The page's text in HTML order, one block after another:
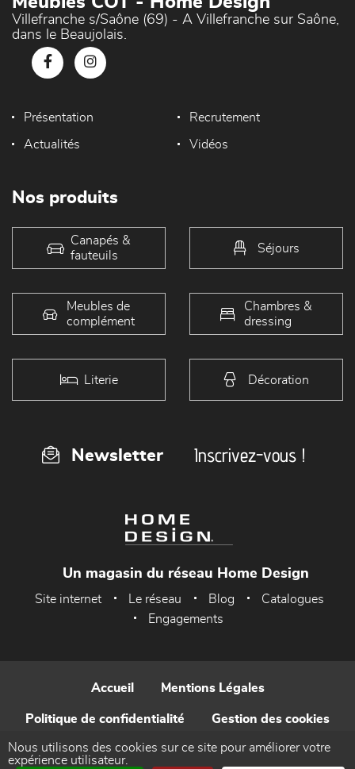
Villefranche s/Saône (69) - A Villefranche sur Saône,
dans le Beaujolais.
Présentation Recrutement
Actualités Vidéos
Nos produits
Canapés &
fauteuils
Séjours
Meubles de
complément
Chambres &
dressing
Literie Décoration
Newsletter Inscrivez-vous !
Un magasin du réseau Home Design
Site internet Le réseau Blog
Catalogues
Engagements
Accueil Mentions Légales
Politique de confidentialité Gestion des cookies
Contact
Nous utilisons des cookies sur ce site pour améliorer votre
expérience utilisateur.